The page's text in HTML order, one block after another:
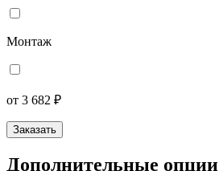
Монтаж
от 3 682 ₽
Заказать
Дополнительные опции